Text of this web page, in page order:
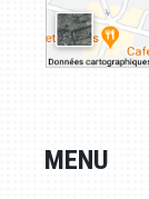
MENU